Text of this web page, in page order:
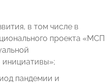
в том числе в
проекта «МСП
инициативы»;
пандемии и